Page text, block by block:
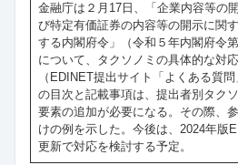
金融庁は２月17日、「企業内容等の
び特定有価証券の内容等の開示に関
する内閣府令」（令和５年内閣府令
について、タクソノミの具体的な対
（EDINET提出サイト「よくある質
の目次と記載事項は、提出者別タク
要素の追加が必要になる。その際、
けの例を示した。今後は、2024年版
更新で対応を検討する予定。